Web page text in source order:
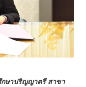
กษาปริญญาตรี สาขา